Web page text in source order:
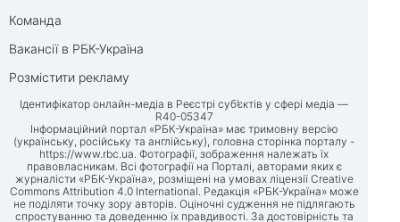
Команда
Вакансії в РБК-Україна
Розмістити рекламу
Ідентифікатор онлайн-медіа в Реєстрі суб’єктів у сфері медіа —
R40-05347
Інформаційний портал «РБК-Україна» має тримовну версію
(українську, російську та англійську), головна сторінка порталу -
https://www.rbc.ua. Фотографії, зображення належать їх
правовласникам. Всі фотографії на Порталі, авторами яких є
журналісти «РБК-Україна», розміщені на умовах ліцензії Creative
Commons Attribution 4.0 International. Редакція «РБК-Україна» може
не поділяти точку зору авторів. Оціночні судження не підлягають
спростуванню та доведенню їх правдивості. За достовірність та